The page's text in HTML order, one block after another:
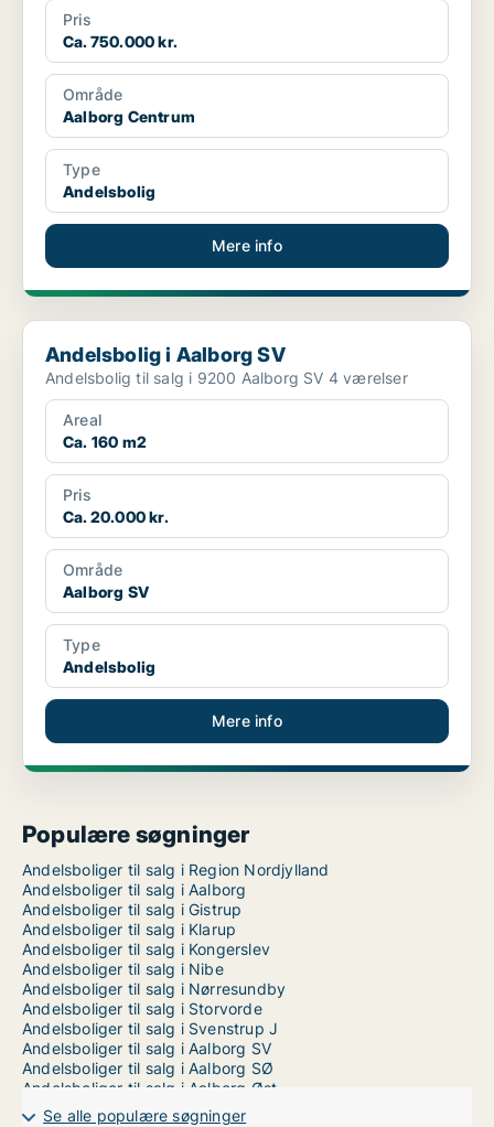
Pris
Ca. 750.000 kr.
Område
Aalborg Centrum
Type
Andelsbolig
Mere info
Andelsbolig i Aalborg SV
Andelsbolig i Aalborg SV
Andelsbolig til salg i 9200 Aalborg SV 4 værelser
Areal
Ca. 160 m2
Pris
Ca. 20.000 kr.
Område
Aalborg SV
Type
Andelsbolig
Mere info
Populære søgninger
Andelsboliger til salg i Region Nordjylland
Andelsboliger til salg i Aalborg
Andelsboliger til salg i Gistrup
Andelsboliger til salg i Klarup
Andelsboliger til salg i Kongerslev
Andelsboliger til salg i Nibe
Andelsboliger til salg i Nørresundby
Andelsboliger til salg i Storvorde
Andelsboliger til salg i Svenstrup J
Andelsboliger til salg i Aalborg SV
Andelsboliger til salg i Aalborg SØ
Andelsboliger til salg i Aalborg Øst
Se alle populære søgninger